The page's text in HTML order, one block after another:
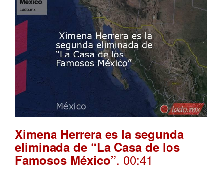
Ximena Herrera es la segunda
eliminada de “La Casa de los
Famosos México”. 00:41